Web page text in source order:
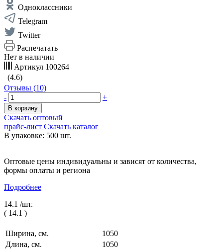
Одноклассники
Telegram
Twitter
Распечатать
Нет в наличии
Артикул 100264
(4.6)
Отзывы (10)
-
+
В корзину
Скачать оптовый
прайс-лист Скачать каталог
В упаковке: 500 шт.
Оптовые цены индивидуальны и зависят от количества,
формы оплаты и региона
Подробнее
14.1 /шт.
( 14.1 )
Ширина, см.
1050
Длина, см.
1050